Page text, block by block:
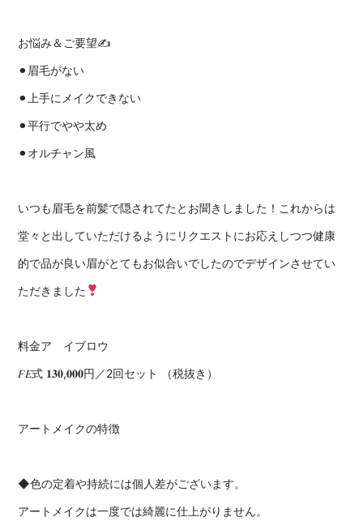
お悩み＆ご要望✍️
⚫︎眉毛がない
⚫︎上手にメイクできない
⚫︎平行でやや太め
⚫︎オルチャン風
いつも眉毛を前髪で隠されてたとお聞きしました！これからは
堂々と出していただけるようにリクエストにお応えしつつ健康
的で品が良い眉がとてもお似合いでしたのでデザインさせてい
ただきました
料金ア イブロウ
𝐹𝐸式 𝟏𝟑𝟎,𝟎𝟎𝟎円／2回セット （税抜き）
アートメイクの特徴
◆色の定着や持続には個人差がございます。
アートメイクは一度では綺麗に仕上がりません。